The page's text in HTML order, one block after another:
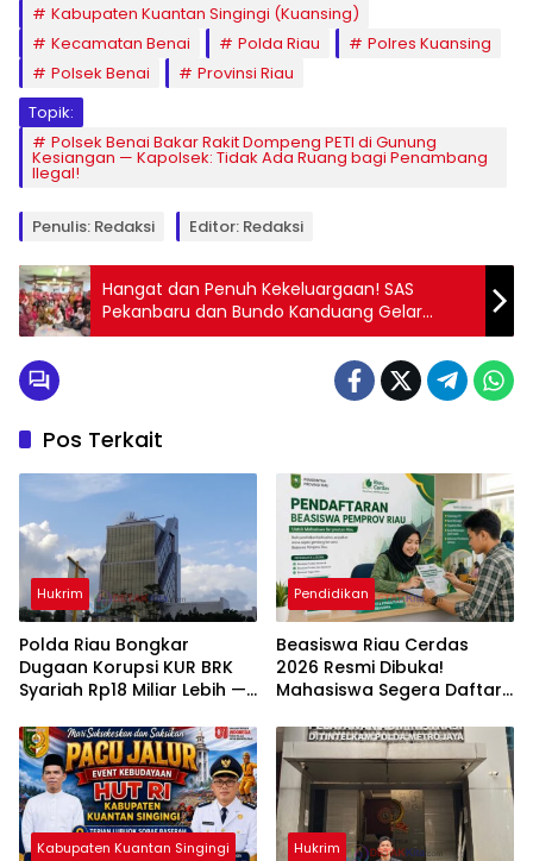
Kabupaten Kuantan Singingi (Kuansing)
Kecamatan Benai
Polda Riau
Polres Kuansing
Polsek Benai
Provinsi Riau
Topik:
Polsek Benai Bakar Rakit Dompeng PETI di Gunung
Kesiangan — Kapolsek: Tidak Ada Ruang bagi Penambang
Ilegal!
Penulis: Redaksi Editor: Redaksi
Hangat dan Penuh Kekeluargaan! SAS
Pekanbaru dan Bundo Kanduang Gelar
Bukber di Alas Daun — Aidil Fitsen: Persatuan
Pos Terkait
Hukrim
Polda Riau Bongkar
Dugaan Korupsi KUR BRK
Syariah Rp18 Miliar Lebih —
Dijerat
Pendidikan
Beasiswa Riau Cerdas
2026 Resmi Dibuka!
Mahasiswa Segera Daftar
Jadwalnya
Kabupaten Kuantan Singingi Hukrim